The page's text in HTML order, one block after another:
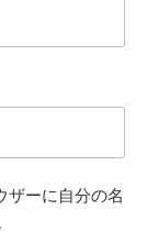
ザーに自分の名